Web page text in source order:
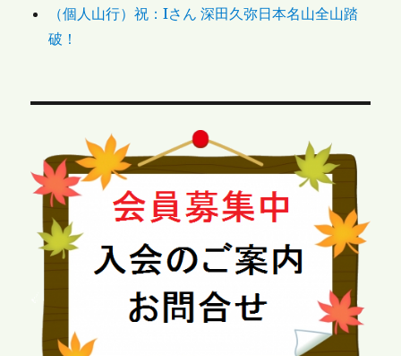
（個人山行）祝：Iさん 深田久弥日本名山全山踏
破！